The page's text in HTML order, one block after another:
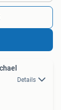
Details